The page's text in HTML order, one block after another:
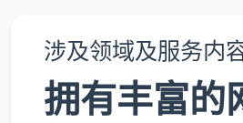
涉及领域及服务内
拥有丰富的